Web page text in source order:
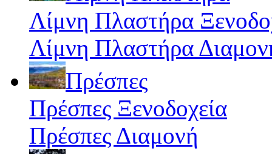
Λίμνη Πλαστήρα
Λίμνη Πλαστήρα
Πρέσπες
Πρέσπες Ξενοδοχεία
Πρέσπες Διαμονή